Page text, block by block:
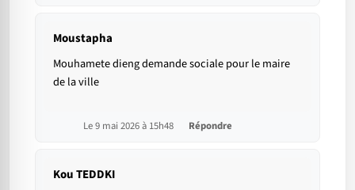
Moustapha
Mouhamete dieng demande sociale pour le maire
de la ville
Le 9 mai 2026 à 15h48 Répondre
Kou TEDDKI